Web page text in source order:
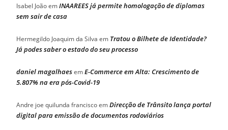
Isabel JoãoemINAAREES já permite homologação de diplomas
sem sair de casa
Hermegildo Joaquim da Silva em Tratou o Bilhete de Identidade?
Já podes saber o estado do seu processo
daniel magalhaesemE-Commerce em Alta: Crescimento de
5.807% na era pós-Covid-19
Andre joe quilunda franciscoemDirecção de Trânsito lança portal
digital para emissão de documentos rodoviários